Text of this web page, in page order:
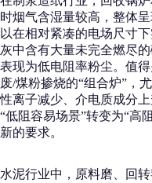
时烟气含湿量较高，整体
以在相对紧凑的电场尺寸
灰中含有大量未完全燃尽
表现为低电阻率粉尘。值
废/煤粉掺烧的“组合炉”，
性离子减少、介电质成分
“低阻容易场景”转变为“高
新的要求。
水泥行业中，原料磨、回